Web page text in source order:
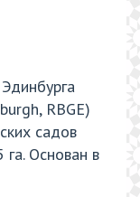
RBGE)
садов
Основан в